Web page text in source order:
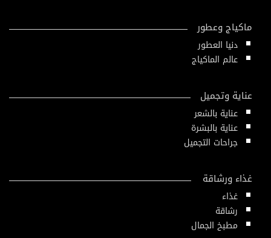
ماكياج وعطور
دنيا العطور
عالم الماكياج
عناية وتجميل
عناية بالشعر
عناية بالبشرة
جراحات التجميل
غذاء ورشاقة
غذاء
رشاقة
مطبخ الجمال